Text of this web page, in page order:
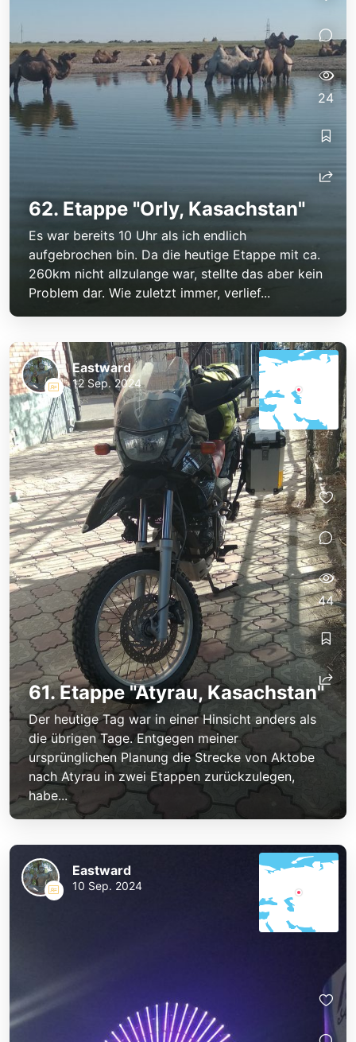
62. Etappe "Orly, Kasachstan"
Es war bereits 10 Uhr als ich endlich
aufgebrochen bin. Da die heutige Etappe mit ca.
260km nicht allzulange war, stellte das aber kein
Problem dar. Wie zuletzt immer, verlief...
24
61. Etappe "Atyrau, Kasachstan"
Der heutige Tag war in einer Hinsicht anders als
die übrigen Tage. Entgegen meiner
ursprünglichen Planung die Strecke von Aktobe
nach Atyrau in zwei Etappen zurückzulegen,
habe...
Eastward
12 Sep. 2024
44
Eastward
10 Sep. 2024